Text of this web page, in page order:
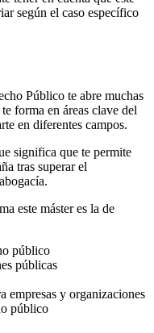
según el caso específico
Público te abre muchas
forma en áreas clave del
en diferentes campos.
significa que te permite
tras superar el
este máster es la de
público
públicas
empresas y organizaciones
público